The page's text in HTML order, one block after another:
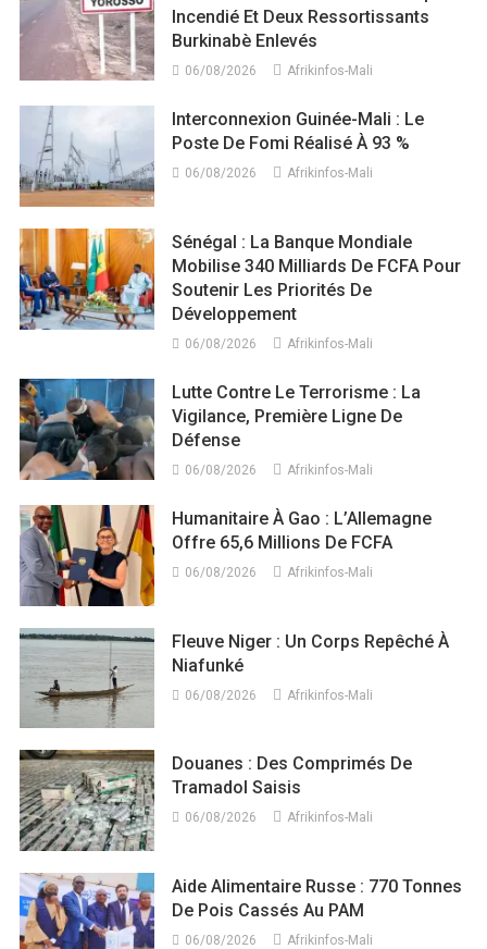
Incendié Et Deux Ressortissants
Burkinabè Enlevés
06/08/2026 Afrikinfos-Mali
Interconnexion Guinée-Mali : Le
Poste De Fomi Réalisé À 93 %
06/08/2026 Afrikinfos-Mali
Sénégal : La Banque Mondiale
Mobilise 340 Milliards De FCFA Pour
Soutenir Les Priorités De
Développement
06/08/2026 Afrikinfos-Mali
Lutte Contre Le Terrorisme : La
Vigilance, Première Ligne De
Défense
06/08/2026 Afrikinfos-Mali
Humanitaire À Gao : L’Allemagne
Offre 65,6 Millions De FCFA
06/08/2026 Afrikinfos-Mali
Fleuve Niger : Un Corps Repêché À
Niafunké
06/08/2026 Afrikinfos-Mali
Douanes : Des Comprimés De
Tramadol Saisis
06/08/2026 Afrikinfos-Mali
Aide Alimentaire Russe : 770 Tonnes
De Pois Cassés Au PAM
06/08/2026 Afrikinfos-Mali